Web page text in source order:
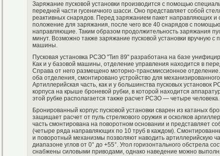
Заряжание пусковой установки производится с помощью
передней части гусеничного шасси. Оно представляет собой
реактивных снарядов. Перед заряжанием пакет направляющих и
положение для заряжания, после чего все 40 снарядов с
направляющие. Таким образом продолжительность заряжания
минут. Возможно также заряжание пусковой установки вручную
машины.
Пусковая установка РСЗО "Тип 89" разработана на базе
Как и у базовой машины, отделение управления находится в
Справа от него размещено моторно-трансмиссионное
оба отделения, смонтировано устройство для
Артиллерийская часть, как и у большинства пусковых установок
корпуса на крыше броневой рубки, в которой находится
этой рубке располагается также расчет РСЗО — четыре человека.
Бронированный корпус пусковой установки сварен из катаных
защищает расчет от пуль стрелкового оружия и осколков
часть смонтирована на поворотном основании и представляет
(четыре ряда направляющих по 10 труб в каждом).
и поворотный механизмы позволяют наводить артиллерийскую
диапазоне углов от 0° до +55°. Угол горизонтального обстрела
снабжены силовыми приводами, однако наведение можно